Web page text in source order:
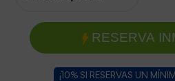
RESERVA
¡10% SI RESERVAS UN